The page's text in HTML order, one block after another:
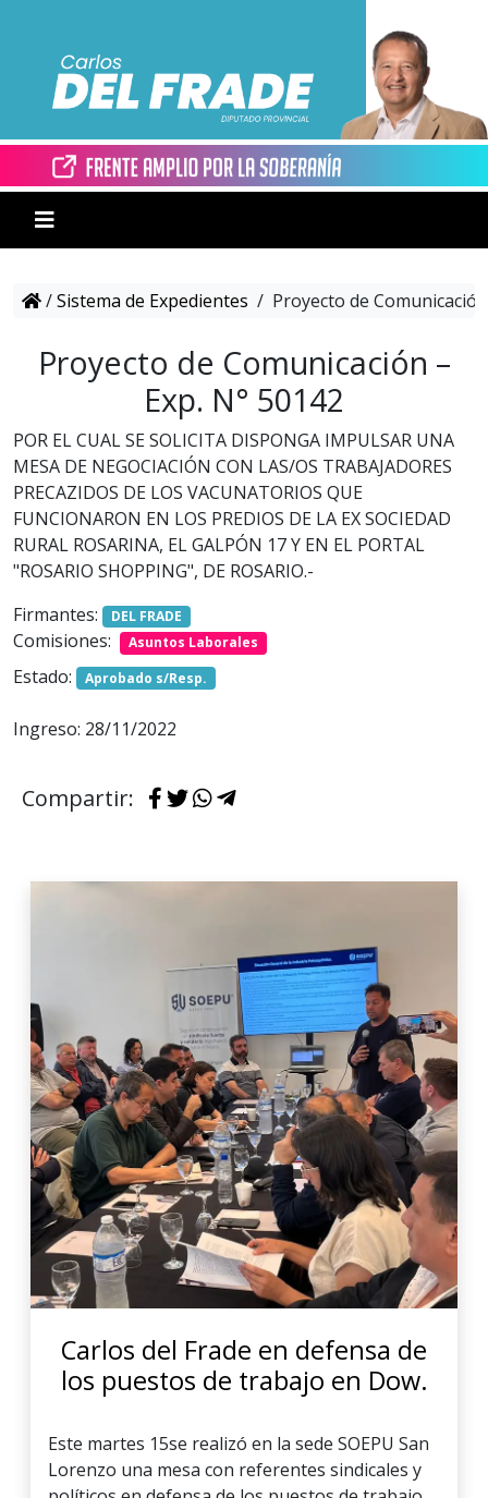
/Sistema de Expedientes / Proyecto de
Proyecto de Comunicación –
Exp. N° 50142
POR EL CUAL SE SOLICITA DISPONGA IMPULSAR UNA
MESA DE NEGOCIACIÓN CON LAS/OS TRABAJADORES
PRECAZIDOS DE LOS VACUNATORIOS QUE
FUNCIONARON EN LOS PREDIOS DE LA EX SOCIEDAD
RURAL ROSARINA, EL GALPÓN 17 Y EN EL PORTAL
"ROSARIO SHOPPING", DE ROSARIO.-
Firmantes:
DEL FRADE
Comisiones: Asuntos Laborales
Estado: Aprobado s/Resp.
Ingreso: 28/11/2022
Compartir:
Carlos del Frade en defensa de
los puestos de trabajo en Dow.
Este martes 15se realizó en la sede SOEPU San
Lorenzo una mesa con referentes sindicales y